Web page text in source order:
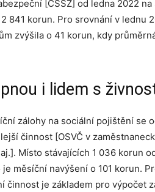
[ČSSZ] od ledna 2022
841 korun. Pro srovnání v lednu
zvýšila o 41 korun, kdy
i lidem s
zálohy na sociální pojištění se
činnost [OSVČ v
Místo stávajících 1 036 korun
je měsíční navýšení o 101 korun.
činnost je základem pro výpočet